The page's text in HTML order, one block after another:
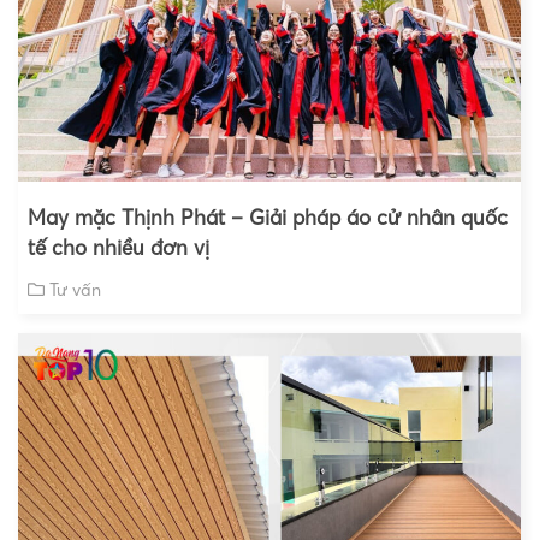
May mặc Thịnh Phát – Giải pháp áo cử nhân quốc
tế cho nhiều đơn vị
Tư vấn